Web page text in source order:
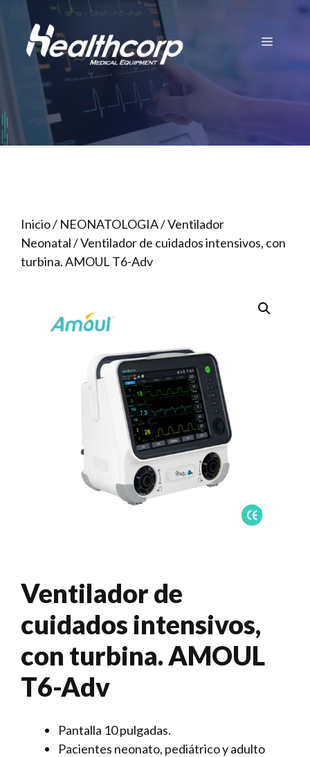
Saltar
contenido
Menú
Inicio/ NEONATOLOGIA/Ventilador
Neonatal/ Ventilador de cuidados intensivos, con
turbina. AMOUL T6-Adv
Ventilador de
cuidados intensivos,
con turbina. AMOUL
T6-Adv
Pantalla 10 pulgadas.
Pacientes neonato, pediátrico y adulto